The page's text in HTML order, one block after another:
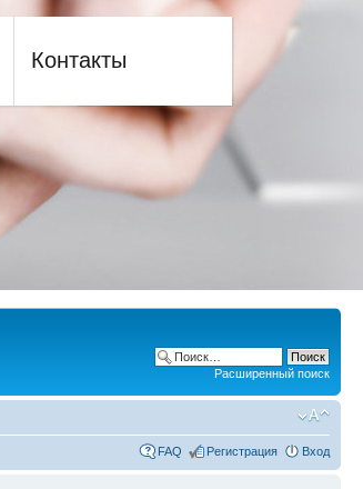
Контакты
Расширенный поиск
FAQ Регистрация Вход